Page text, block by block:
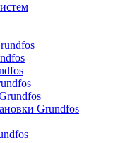
Grundfos